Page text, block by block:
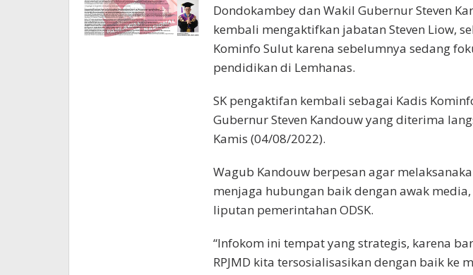
Dondokambey dan Wakil Gubernur Steven
kembali mengaktifkan jabatan Steven Liow,
Kominfo Sulut karena sebelumnya sedang
pendidikan di Lemhanas.
SK pengaktifan kembali sebagai Kadis
Gubernur Steven Kandouw yang diterima
Kamis (04/08/2022).
Wagub Kandouw berpesan agar
menjaga hubungan baik dengan awak
liputan pemerintahan ODSK.
“Infokom ini tempat yang strategis, karena
RPJMD kita tersosialisasikan dengan baik ke